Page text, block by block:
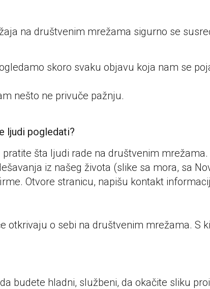
na društvenim mrežama sigurno se
skoro svaku objavu koja nam se
nešto ne privuče pažnju.
ljudi pogledati?
šta ljudi rade na društvenim
iz našeg života (slike sa mora, sa
Otvore stranicu, napišu kontakt
otkrivaju o sebi na društvenim mrežama. S
budete hladni, službeni, da okačite sliku